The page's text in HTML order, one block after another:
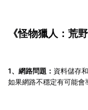
《怪物獵人：荒
1、網路問題： 資料儲存
如果網路不穩定有可能會